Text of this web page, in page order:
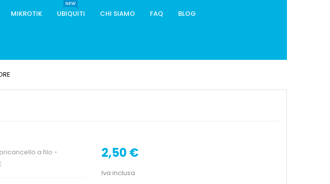
MIKROTIK UBIQUITI
NEW
CHI SIAMO FAQ BLOG
2,50 €
Iva inclusa
a filo -